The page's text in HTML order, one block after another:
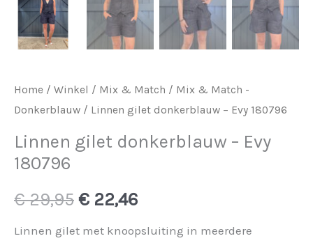
Home / Winkel / Mix & Match / Mix & Match -
Donkerblauw / Linnen gilet donkerblauw – Evy 180796
Linnen gilet donkerblauw – Evy
180796
€29,95 Oorspronkelijke
prijs
€ 22,46Huidige
prijs
Linnen gilet met knoopsluiting in meerdere